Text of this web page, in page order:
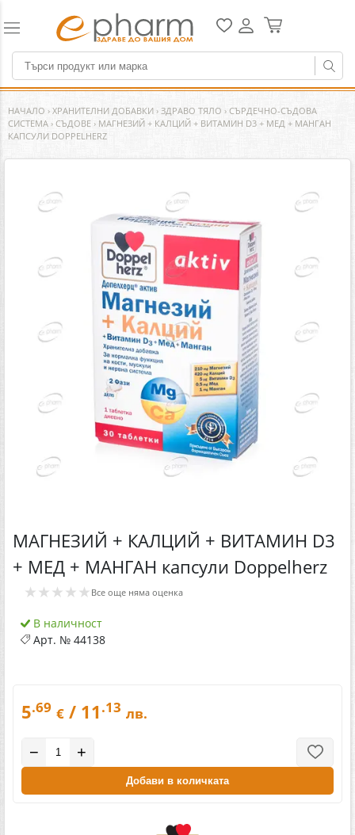
НАЧАЛО › ХРАНИТЕЛНИ ДОБАВКИ › ЗДРАВО ТЯЛО › СЪРДЕЧНО-СЪДОВА
СИСТЕМА › СЪДОВЕ › МАГНЕЗИЙ + КАЛЦИЙ + ВИТАМИН D3 + МЕД + МАНГАН
КАПСУЛИ DOPPELHERZ
МАГНЕЗИЙ + КАЛЦИЙ + ВИТАМИН D3
+ МЕД + МАНГАН капсули Doppelherz
★★★★★ Все още няма оценка
В наличност
Арт. № 44138
5.69 € / 11 .13 лв.
− +
Добави в количката